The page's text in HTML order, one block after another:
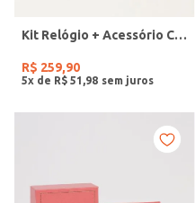
Kit Relógio + Acessório Condor Feminino DOURADO
R$ 259,90
5x de R$ 51 98